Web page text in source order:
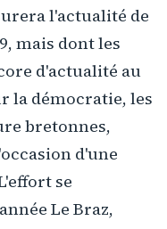
l'actualité de
mais dont les
d'actualité au
la démocratie, les
bretonnes,
d'une
se
Le Braz,